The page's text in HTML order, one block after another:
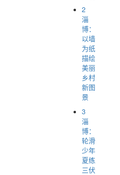
2
淄
博：
以墙
为纸
描绘
美丽
乡村
新图
景
3
淄
博：
轮滑
少年
夏练
三伏